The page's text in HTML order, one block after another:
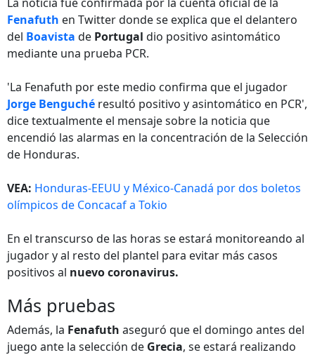
Fenafuth en Twitter donde se explica que el delantero
del Boavista de Portugal dio positivo asintomático
mediante una prueba PCR.
'La Fenafuth por este medio confirma que el jugador
Jorge Benguché resultó positivo y asintomático en PCR',
dice textualmente el mensaje sobre la noticia que
encendió las alarmas en la concentración de la Selección
de Honduras.
VEA: Honduras-EEUU y México-Canadá por dos boletos
olímpicos de Concacaf a Tokio
En el transcurso de las horas se estará monitoreando al
jugador y al resto del plantel para evitar más casos
positivos al nuevo coronavirus.
Más pruebas
Además, la Fenafuth aseguró que el domingo antes del
juego ante la selección de Grecia, se estará realizando